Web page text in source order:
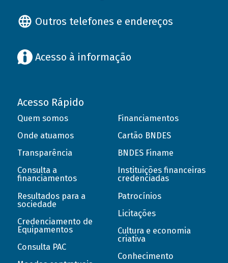
Outros telefones e endereços
Acesso à informação
Acesso Rápido
Quem somos
Onde atuamos
Transparência
Consulta a
financiamentos
Resultados para a
sociedade
Credenciamento de
Equipamentos
Consulta PAC
Financiamentos
Cartão BNDES
BNDES Finame
Instituições financeiras
credenciadas
Patrocínios
Licitações
Cultura e economia
criativa
Conhecimento